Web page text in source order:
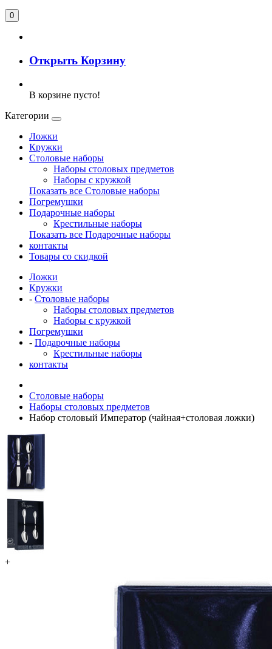
0
Открыть Корзину
В корзине пусто!
Категории
Ложки
Кружки
Столовые наборы
Наборы столовых предметов
Наборы с кружкой
Показать все Столовые наборы
Погремушки
Подарочные наборы
Крестильные наборы
Показать все Подарочные наборы
контакты
Товары со скидкой
Ложки
Кружки
- Столовые наборы
Наборы столовых предметов
Наборы с кружкой
Погремушки
- Подарочные наборы
Крестильные наборы
контакты
Столовые наборы
Наборы столовых предметов
Набор столовый Император (чайная+столовая ложки)
+